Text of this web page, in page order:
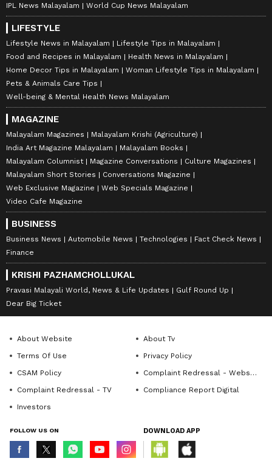
IPL News Malayalam
World Cup News Malayalam
LIFESTYLE
Lifestyle News in Malayalam
Lifestyle Tips in Malayalam
Food and Recipes in Malayalam
Health News in Malayalam
Home Decor Tips in Malayalam
Woman Lifestyle Tips in Malayalam
Pets & Animals Care Tips
Well-being & Mental Health News Malayalam
MAGAZINE
Malayalam Magazines
Malayalam Krishi (Agriculture)
India Art Magazine Malayalam
Malayalam Books
Malayalam Columnist
Magazine Conversations
Culture Magazines
Malayalam Short Stories
Conversations Magazine
Web Exclusive Magazine
Web Specials Magazine
Video Cafe Magazine
BUSINESS
Business News Automobile News Technologies
Fact Check News
Finance
KRISHI PAZHAMCHOLLUKAL
Pravasi Malayali World, News & Life Updates
Gulf Round Up
Dear Big Ticket
About Website
About Tv
Terms Of Use
Privacy Policy
CSAM Policy
Complaint Redressal - Website
Complaint Redressal - TV
Compliance Report Digital
Investors
FOLLOW US ON DOWNLOAD APP